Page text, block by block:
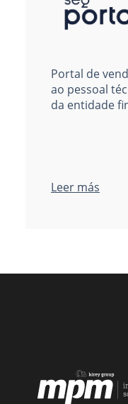
Portal de
ao pessoal
da entidade
Leer más